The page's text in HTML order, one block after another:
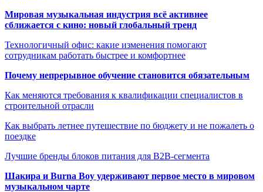
Мировая музыкальная индустрия всё активнее
сближается с кино: новый глобальный тренд
Технологичный офис: какие изменения помогают
сотрудникам работать быстрее и комфортнее
Почему непрерывное обучение становится обязательным
Как меняются требования к квалификации специалистов в
строительной отрасли
Как выбрать летнее путешествие по бюджету и не пожалеть о
поездке
Лучшие бренды блоков питания для B2B-сегмента
Шакира и Burna Boy удерживают первое место в мировом
музыкальном чарте